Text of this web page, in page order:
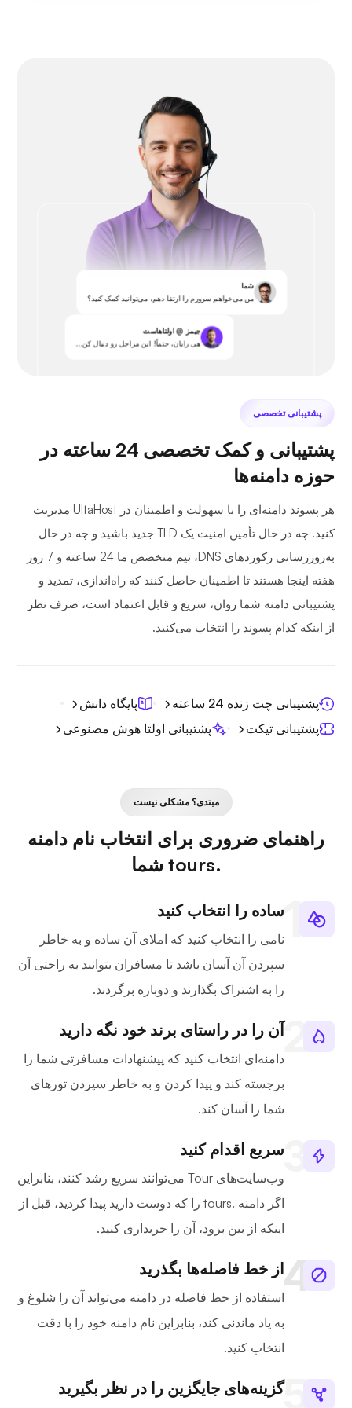
شما
من می‌خواهم سرورم را ارتقا دهم، می‌توانید کمک کنید؟
جیمز @ اولتاهاست
هی رایان، حتماً! این مراحل رو دنبال کن...
پشتیبانی تخصصی
پشتیبانی و کمک تخصصی 24 ساعته در
حوزه دامنه‌ها
هر پسوند دامنه‌ای را با سهولت و اطمینان در UltaHost مدیریت
کنید. چه در حال تأمین امنیت یک TLD جدید باشید و چه در حال
به‌روزرسانی رکوردهای DNS، تیم متخصص ما 24 ساعته و 7 روز
هفته اینجا هستند تا اطمینان حاصل کنند که راه‌اندازی، تمدید و
پشتیبانی دامنه شما روان، سریع و قابل اعتماد است، صرف نظر
از اینکه کدام پسوند را انتخاب می‌کنید.
پشتیبانی چت زنده 24 ساعته
پایگاه دانش
پشتیبانی تیکت
پشتیبانی اولتا هوش مصنوعی
مبتدی؟ مشکلی نیست
راهنمای ضروری برای انتخاب نام دامنه
.tours شما
ساده را انتخاب کنید
نامی را انتخاب کنید که املای آن ساده و به خاطر
سپردن آن آسان باشد تا مسافران بتوانند به راحتی آن
را به اشتراک بگذارند و دوباره برگردند.
آن را در راستای برند خود نگه دارید
دامنه‌ای انتخاب کنید که پیشنهادات مسافرتی شما را
برجسته کند و پیدا کردن و به خاطر سپردن تورهای
شما را آسان کند.
سریع اقدام کنید
وب‌سایت‌های Tour می‌توانند سریع رشد کنند، بنابراین
اگر دامنه .tours را که دوست دارید پیدا کردید، قبل از
اینکه از بین برود، آن را خریداری کنید.
از خط فاصله‌ها بگذرید
استفاده از خط فاصله در دامنه می‌تواند آن را شلوغ و
به یاد ماندنی کند، بنابراین نام دامنه خود را با دقت
انتخاب کنید.
گزینه‌های جایگزین را در نظر بگیرید